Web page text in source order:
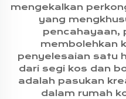
mengekalkan
yang
pencahayaan,
membolehkan
penyelesaian satu
dari segi kos dan
adalah pasukan
dalam rumah